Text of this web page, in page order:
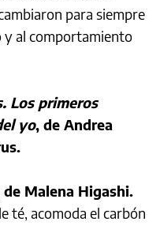
para siempre
y al comportamiento
Los primeros
yo, de Andrea
de Malena Higashi.
té, acomoda el carbón